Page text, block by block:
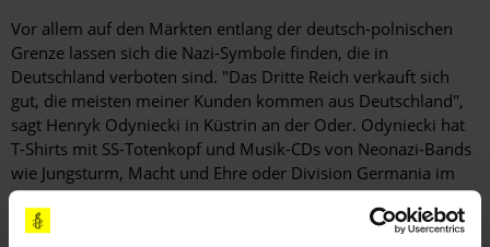
Vor allem auf den Märkten entlang der deutsch-polnischen
Grenze lassen sich die Nazi-Symbole finden, die in
Deutschland verboten sind. "Das Dritte Reich verkauft sich
gut, die meisten meiner Kunden kommen aus Deutschland",
sagt Henryk Odyniecki in Küstrin an der Oder. Odyniecki hat
T-Shirts mit SS-­Totenkopf und Musik-CDs von Neonazi-Bands
wie Jungsturm, Macht und Ehre oder Division Germania im
Angebot. Er sei kein Nazi, stellt der Händler klar. Die
Liedertexte verstehe er nicht. Ein Foto vor seinem Stand lehnt